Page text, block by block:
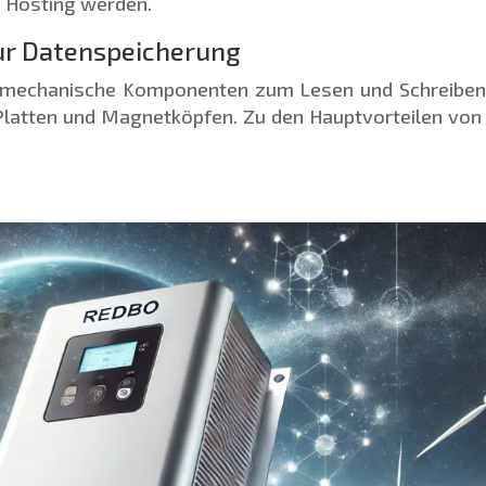
Datenspeicherung
Komponenten zum Lesen und
und Magnetköpfen. Zu den Hauptvorteilen von